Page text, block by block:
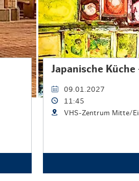
Japanische
09.01.2027
11:45
VHS-Zentrum Mitte/